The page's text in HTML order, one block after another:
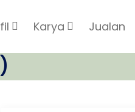
Karya Jualan